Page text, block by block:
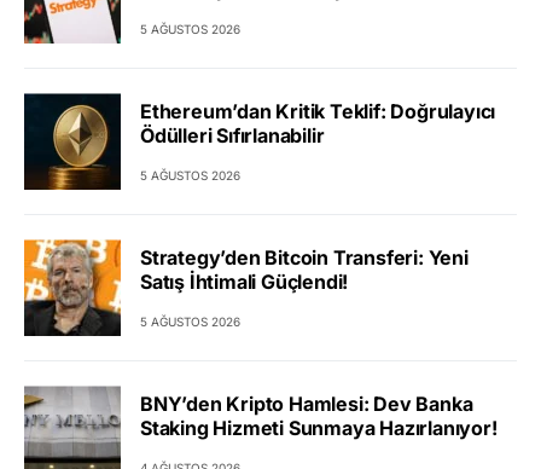
5 AĞUSTOS 2026
Ethereum’dan Kritik Teklif: Doğrulayıcı
Ödülleri Sıfırlanabilir
5 AĞUSTOS 2026
Strategy’den Bitcoin Transferi: Yeni
Satış İhtimali Güçlendi!
5 AĞUSTOS 2026
BNY’den Kripto Hamlesi: Dev Banka
Staking Hizmeti Sunmaya Hazırlanıyor!